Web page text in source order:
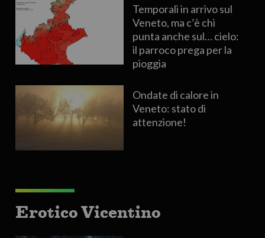
Temporali in arrivo sul
Veneto, ma c’è chi
punta anche sul… cielo:
il parroco prega per la
pioggia
Ondate di calore in
Veneto: stato di
attenzione!
Erotico Vicentino